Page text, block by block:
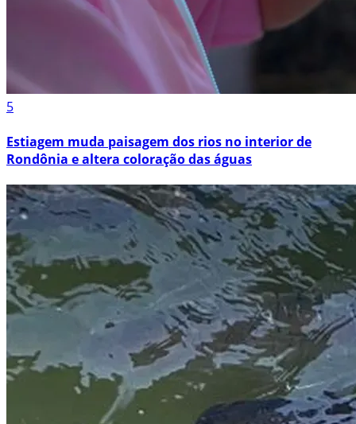
5
Estiagem muda paisagem dos rios no interior de
Rondônia e altera coloração das águas